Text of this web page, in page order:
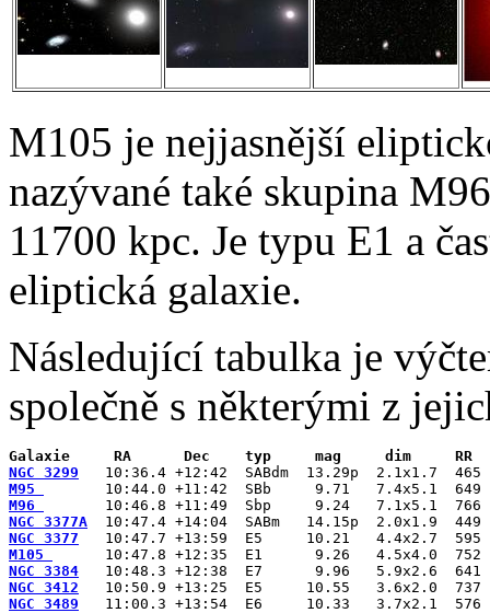
M105 je nejjasnější
nazývané také skupina
11700 kpc. Je typu E1 a
eliptická galaxie.
Následující tabulka je
společně s některými z
Galaxie     RA      Dec    typ     mag     dim     RR
NGC 3299
M95
M96
NGC 3377A
NGC 3377
M105
NGC 3384
NGC 3412
NGC 3489